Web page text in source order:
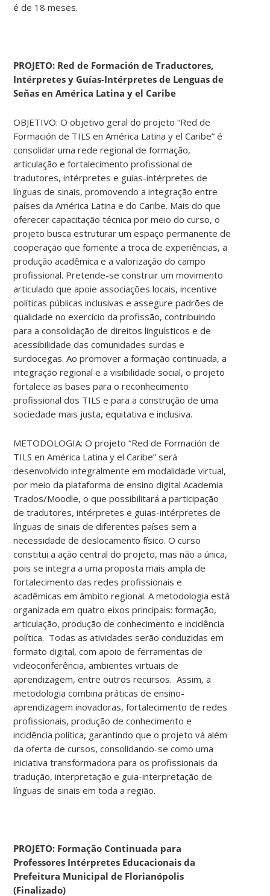
é de 18 meses.
PROJETO: Red de Formación de Traductores,
Intérpretes y Guías-Intérpretes de Lenguas de
Señas en América Latina y el Caribe
OBJETIVO: O objetivo geral do projeto “Red de
Formación de TILS en América Latina y el Caribe” é
consolidar uma rede regional de formação,
articulação e fortalecimento profissional de
tradutores, intérpretes e guias-intérpretes de
línguas de sinais, promovendo a integração entre
países da América Latina e do Caribe. Mais do que
oferecer capacitação técnica por meio do curso, o
projeto busca estruturar um espaço permanente de
cooperação que fomente a troca de experiências, a
produção acadêmica e a valorização do campo
profissional. Pretende-se construir um movimento
articulado que apoie associações locais, incentive
políticas públicas inclusivas e assegure padrões de
qualidade no exercício da profissão, contribuindo
para a consolidação de direitos linguísticos e de
acessibilidade das comunidades surdas e
surdocegas. Ao promover a formação continuada, a
integração regional e a visibilidade social, o projeto
fortalece as bases para o reconhecimento
profissional dos TILS e para a construção de uma
sociedade mais justa, equitativa e inclusiva.
METODOLOGIA: O projeto “Red de Formación de
TILS en América Latina y el Caribe” será
desenvolvido integralmente em modalidade virtual,
por meio da plataforma de ensino digital Academia
Trados/Moodle, o que possibilitará a participação
de tradutores, intérpretes e guias-intérpretes de
línguas de sinais de diferentes países sem a
necessidade de deslocamento físico. O curso
constitui a ação central do projeto, mas não a única,
pois se integra a uma proposta mais ampla de
fortalecimento das redes profissionais e
acadêmicas em âmbito regional. A metodologia está
organizada em quatro eixos principais: formação,
articulação, produção de conhecimento e incidência
política. Todas as atividades serão conduzidas em
formato digital, com apoio de ferramentas de
videoconferência, ambientes virtuais de
aprendizagem, entre outros recursos. Assim, a
metodologia combina práticas de ensino-
aprendizagem inovadoras, fortalecimento de redes
profissionais, produção de conhecimento e
incidência política, garantindo que o projeto vá além
da oferta de cursos, consolidando-se como uma
iniciativa transformadora para os profissionais da
tradução, interpretação e guia-interpretação de
línguas de sinais em toda a região.
PROJETO: Formação Continuada para
Professores Intérpretes Educacionais da
Prefeitura Municipal de Florianópolis
(Finalizado)